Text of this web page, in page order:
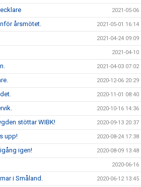
2021-05-06
årsmötet. 2021-05-01 16:14
2021-04-24 09:09
2021-04-10
2021-04-03 07:02
2020-12-06 20:29
2020-11-01 08:40
2020-10-16 14:36
stöttar WIBK! 2020-09-13 20:37
upp! 2020-08-24 17:38
igen! 2020-08-09 13:48
2020-06-16
i Småland. 2020-06-12 13:45